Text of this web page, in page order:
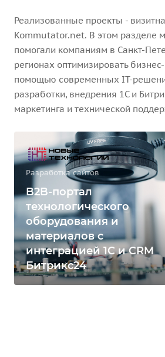
Реализованные проекты -
Kommutator.net. В этом разделе
помогали компаниям в Санкт-
регионах оптимизировать
помощью современных IT-
разработки, внедрения 1С и
маркетинга и технической
Разработка сайтов
B2B-портал
технологического
оборудования и
материалов с
интеграцией 1С и CRM
Битрикс24